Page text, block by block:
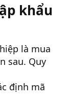
khẩu
là mua
sau. Quy
định mã